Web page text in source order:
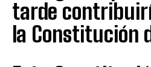
tarde
la Constitución